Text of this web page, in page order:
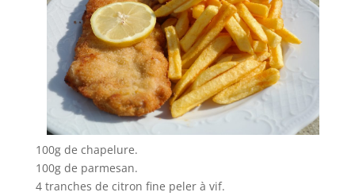
100g de chapelure.
100g de parmesan.
4 tranches de citron fine peler à vif.